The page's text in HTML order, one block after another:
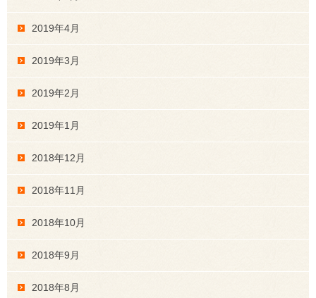
2019年4月
2019年3月
2019年2月
2019年1月
2018年12月
2018年11月
2018年10月
2018年9月
2018年8月